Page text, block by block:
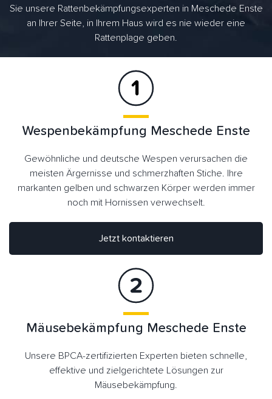
Sie unsere Rattenbekämpfungsexperten in Meschede Enste
an Ihrer Seite, in Ihrem Haus wird es nie wieder eine
Rattenplage geben.
Wespenbekämpfung Meschede Enste
Gewöhnliche und deutsche Wespen verursachen die
meisten Ärgernisse und schmerzhaften Stiche. Ihre
markanten gelben und schwarzen Körper werden immer
noch mit Hornissen verwechselt.
Jetzt kontaktieren
Mäusebekämpfung Meschede Enste
Unsere BPCA-zertifizierten Experten bieten schnelle,
effektive und zielgerichtete Lösungen zur
Mäusebekämpfung.